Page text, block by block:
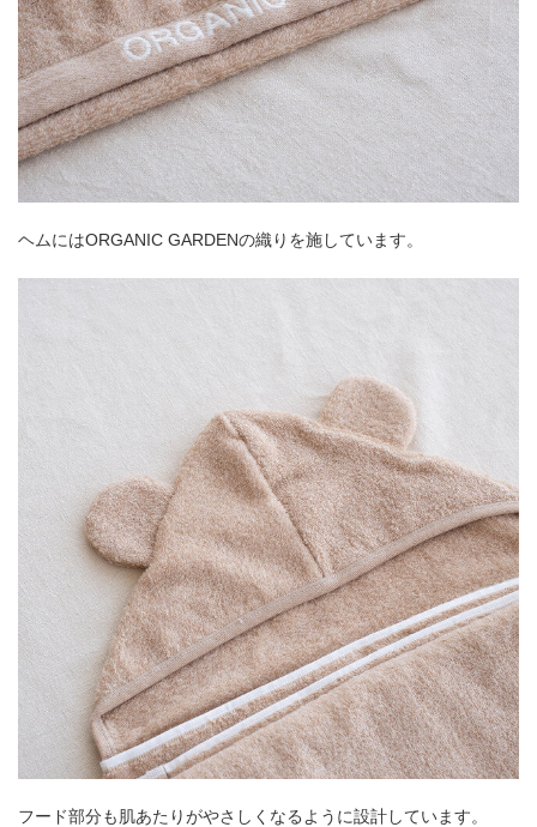
ヘムにはORGANIC GARDENの織りを施しています。
フード部分も肌あたりがやさしくなるように設計しています。